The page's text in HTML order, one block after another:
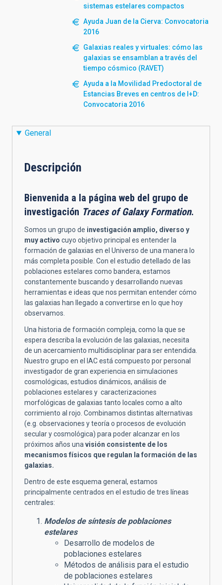
sistemas estelares compactos
Ayuda Juan de la Cierva: Convocatoria
2016
Galaxias reales y virtuales: cómo las
galaxias se ensamblan a través del
tiempo cósmico (RAVET)
Ayuda a la Movilidad Predoctoral de
Estancias Breves en centros de I+D:
Convocatoria 2016
General
Descripción
Bienvenida a la página web del grupo de
investigación Traces of Galaxy Formation.
Somos un grupo de investigación amplio, diverso y
muy activo cuyo objetivo principal es entender la
formación de galaxias en el Universo de una manera lo
más completa posible. Con el estudio detellado de las
poblaciones estelares como bandera, estamos
constantemente buscando y desarrollando nuevas
herramientas e ideas que nos permitan entender cómo
las galaxias han llegado a convertirse en lo que hoy
observamos.
Una historia de formación compleja, como la que se
espera describa la evolución de las galaxias, necesita
de un acercamiento multidisciplinar para ser entendida.
Nuestro grupo en el IAC está compuesto por personal
investigador de gran experiencia en simulaciones
cosmológicas, estudios dinámicos, análisis de
poblaciones estelares y caracterizaciones
morfológicas de galaxias tanto locales como a alto
corrimiento al rojo. Combinamos distintas alternativas
(e.g. observaciones y teoría o procesos de evolución
secular y cosmológica) para poder alcanzar en los
próximos años unavisión consistente de los
mecanismos físicos que regulan la formación de las
galaxias.
Dentro de este esquema general, estamos
principalmente centrados en el estudio de tres líneas
centrales:
Modelos de síntesis de poblaciones
estelares
Desarrollo de modelos de
poblaciones estelares
Métodos de análisis para el estudio
de poblaciones estelares